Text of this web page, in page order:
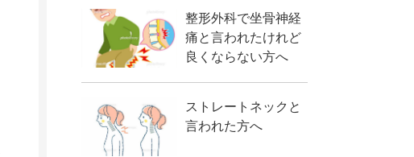
整形外科で坐骨神経
痛と言われたけれど
良くならない方へ
ストレートネックと
言われた方へ